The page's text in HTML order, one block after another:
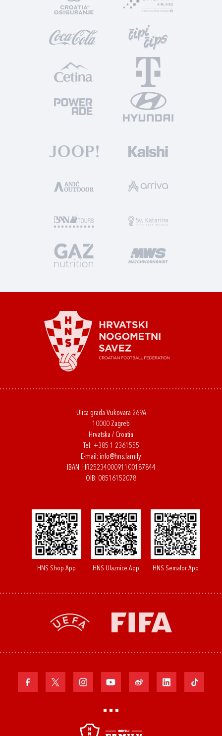
Ulica grada Vukovara 269A
10000 Zagreb
Hrvatska / Croatia
Tel: +385 1 2361555
E-mail: info@hns.family
IBAN: HR2523400091100187844
OIB: 08516152078
HNS Shop App HNS Ulaznice App HNS Semafor App